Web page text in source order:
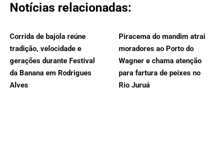
Notícias relacionadas:
Corrida de bajola reúne
tradição, velocidade e
gerações durante Festival
da Banana em Rodrigues
Alves
Piracema do mandim atrai
moradores ao Porto do
Wagner e chama atenção
para fartura de peixes no
Rio Juruá